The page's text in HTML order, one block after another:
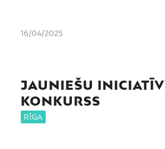
16/04/2025
JAUNIEŠU
KONKURSS
RĪGA